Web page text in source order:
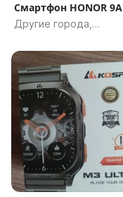
Смартфон HONOR 9A
Другие города,